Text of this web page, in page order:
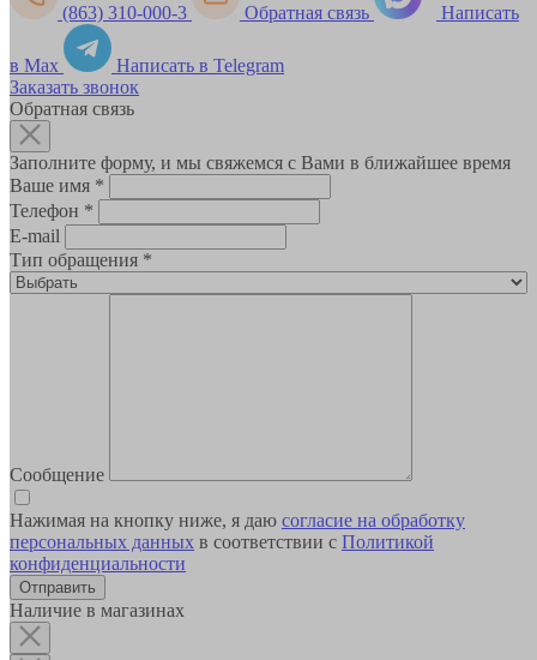
(863) 310-000-3 Обратная связь Написать
в Max
Написать в Telegram
Заказать звонок
Обратная связь
Заполните форму, и мы свяжемся с Вами в ближайшее время
Ваше имя *
Телефон *
E-mail
Тип обращения *
Сообщение
Нажимая на кнопку ниже, я даю согласие на обработку
персональных данных в соответствии с Политикой
конфиденциальности
Наличие в магазинах